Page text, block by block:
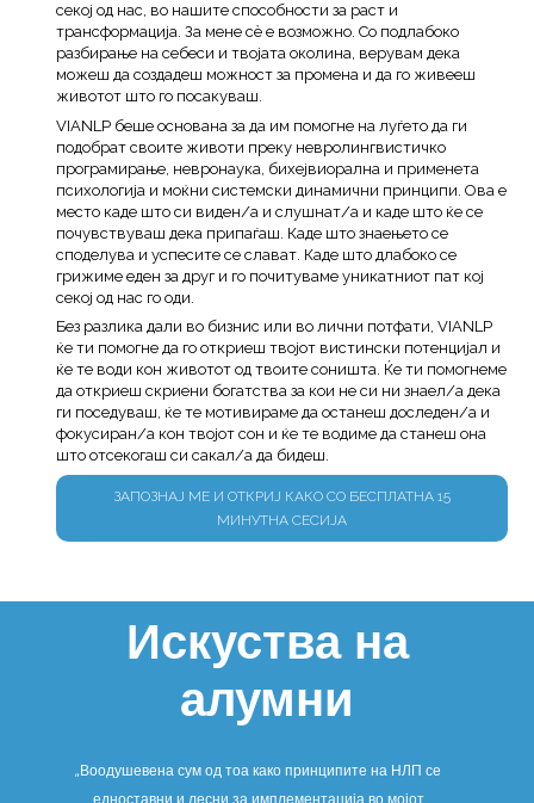
секој од нас, во нашите способности за раст и
трансформација. За мене сè е возможно. Со подлабоко
разбирање на себеси и твојата околина, верувам дека
можеш да создадеш можност за промена и да го живееш
животот што го посакуваш.
VIANLP беше основана за да им помогне на луѓето да ги
подобрат своите животи преку невролингвистичко
програмирање, невронаука, бихејвиорална и применета
психологија и моќни системски динамични принципи. Ова е
место каде што си виден/а и слушнат/а и каде што ќе се
почувствуваш дека припаѓаш. Каде што знаењето се
споделува и успесите се слават. Каде што длабоко се
грижиме еден за друг и го почитуваме уникатниот пат кој
секој од нас го оди.
Без разлика дали во бизнис или во лични потфати, VIANLP
ќе ти помогне да го откриеш твојот вистински потенцијал и
ќе те води кон животот од твоите соништа. Ќе ти помогнеме
да откриеш скриени богатства за кои не си ни знаел/а дека
ги поседуваш, ќе те мотивираме да останеш доследен/а и
фокусиран/а кон твојот сон и ќе те водиме да станеш она
што отсекогаш си сакал/а да бидеш.
ЗАПОЗНАЈ МЕ И ОТКРИЈ КАКО СО БЕСПЛАТНА 15
МИНУТНА СЕСИЈА
Искуства на
алумни
„Воодушевена сум од тоа како принципите на НЛП се